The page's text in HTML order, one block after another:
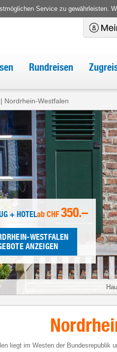
Service zu gewährleisten.
Rundreisen
Nordrhein-Westfalen
+ HOTELab CHF 350.–
WESTFALEN
ANZEIGEN
liegt im Westen der Bundesrepublik